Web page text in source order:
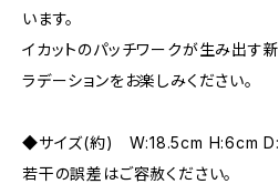
います。
イカットのパッチワークが生み出す
ラデーションをお楽しみください。
◆サイズ(約) W:18.5cm H:6cm
若干の誤差はご容赦ください。